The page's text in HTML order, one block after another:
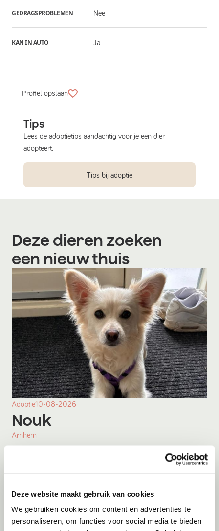
Deze website maakt gebruik van cookies
We gebruiken cookies om content en advertenties te
personaliseren, om functies voor social media te bieden
GEDRAGSPROBLEMEN Nee
KAN IN AUTO Ja
Profiel opslaan
Tips
Lees de adoptietips aandachtig voor je een dier
adopteert.
Tips bij adoptie
Deze dieren zoeken
een nieuw thuis
Adoptie10-08-2026
Nouk
Arnhem